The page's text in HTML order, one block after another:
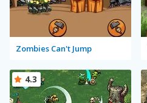
Zombies Can't Jump
4.3